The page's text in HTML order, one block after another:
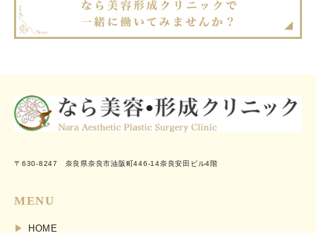
〒630-8247 奈良県奈良市油阪町446-14奈良安田ビル4階
MENU
HOME